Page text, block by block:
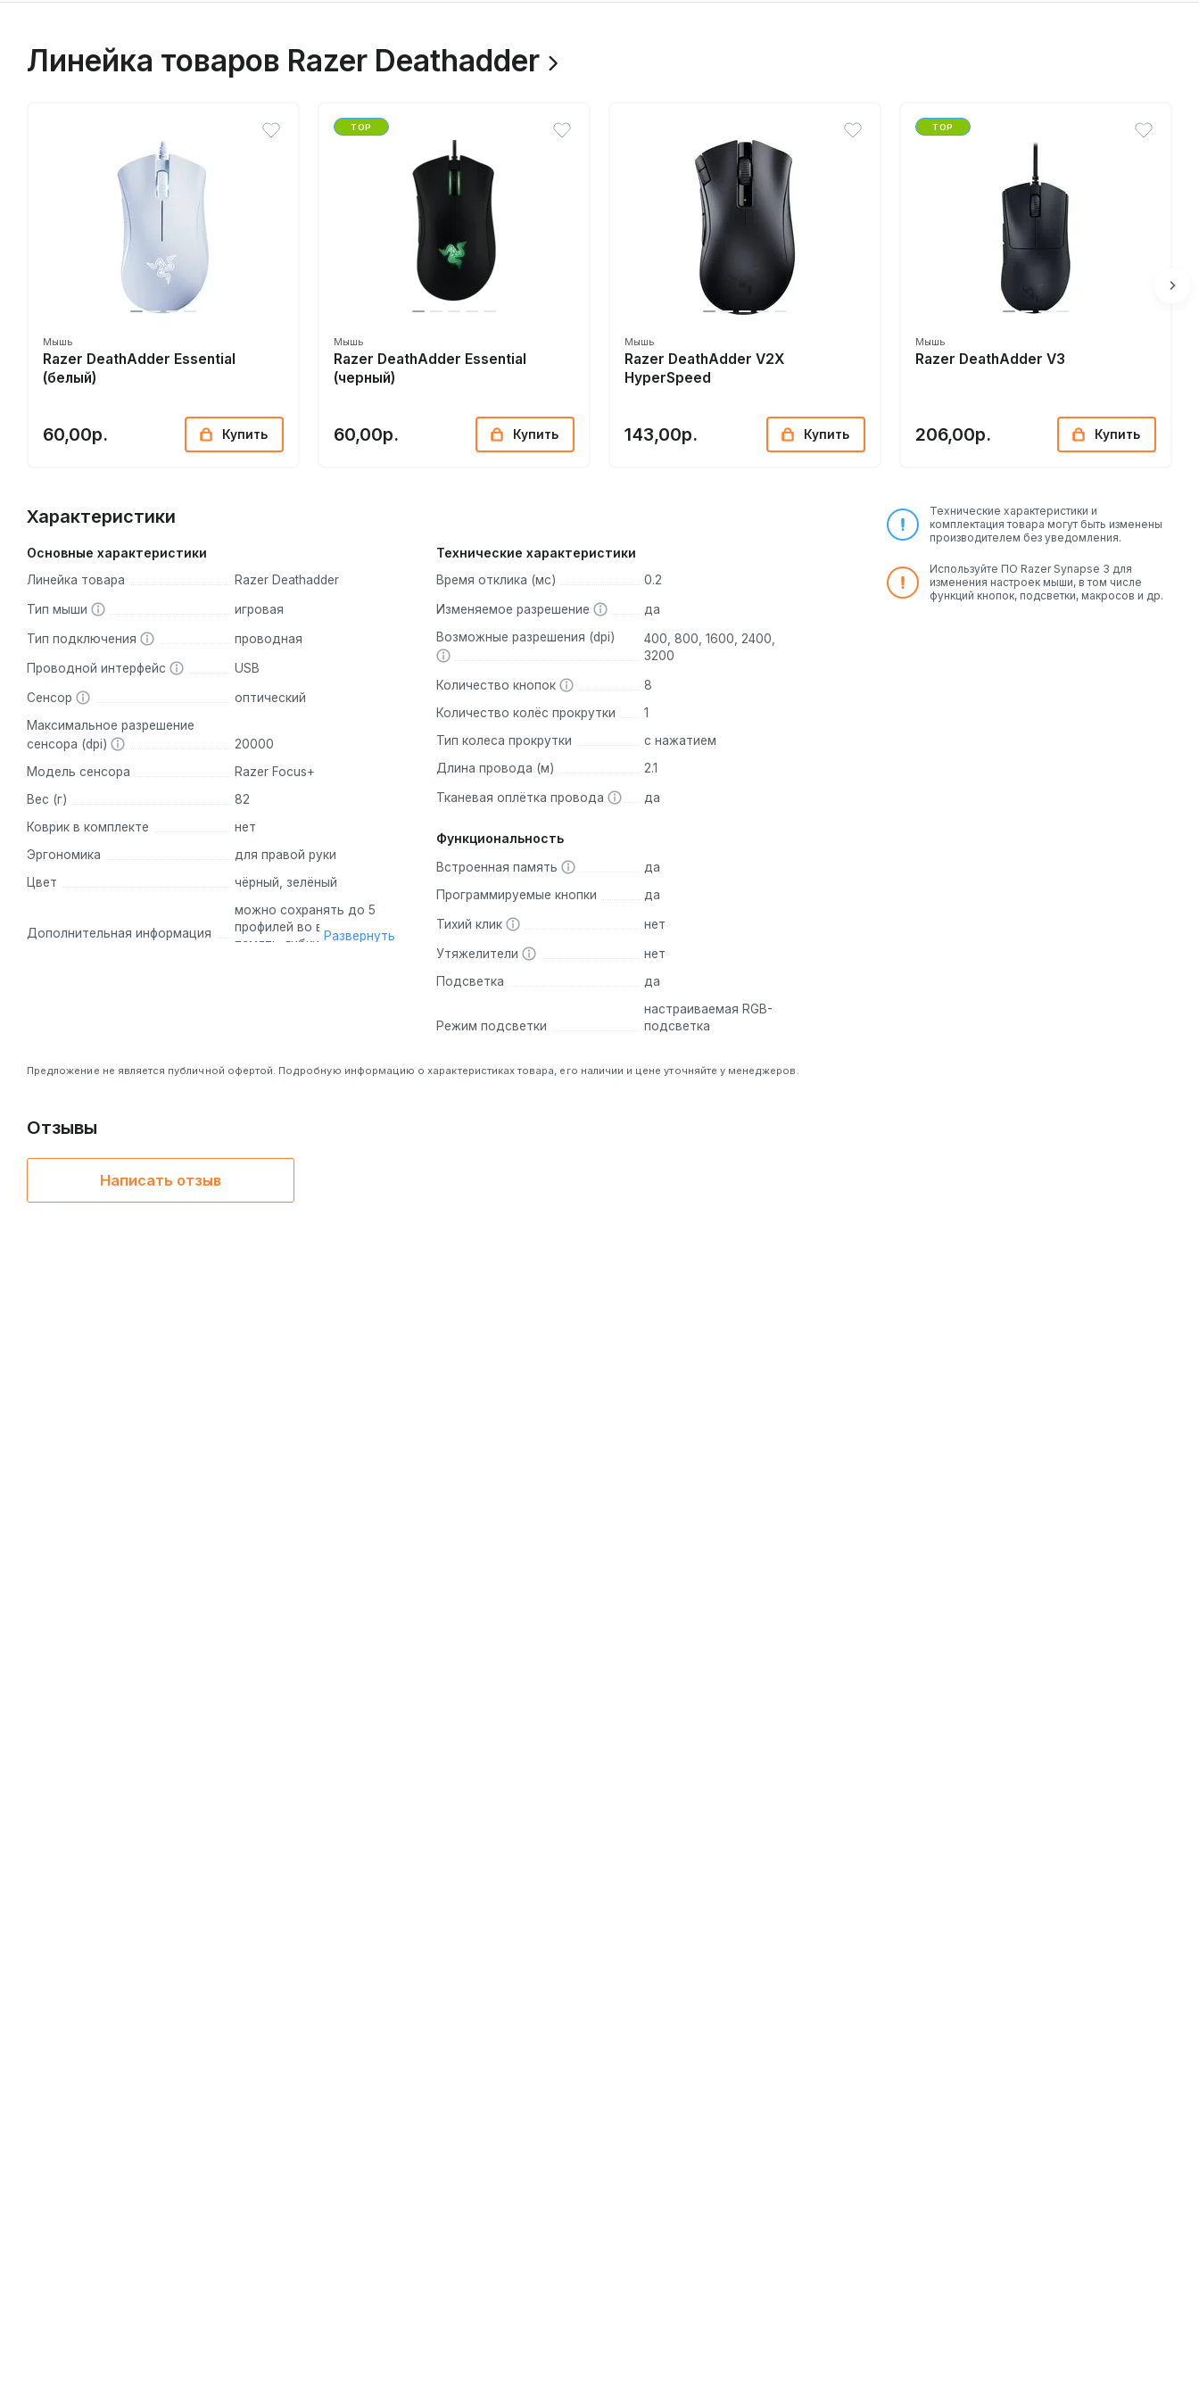
Линейка товаров Razer Deathadder
Мышь
Razer DeathAdder Essential
(белый)
60,00р. Купить
TOP
Мышь
Razer DeathAdder Essential
(черный)
60,00р. Купить
Мышь
Razer DeathAdder V2X
HyperSpeed
143,00р. Купить
TOP
Мышь
Razer DeathAdder V3
206,00р. Купить
Характеристики
Основные характеристики
Линейка товара Razer Deathadder
Тип мыши игровая
Тип подключения проводная
Проводной интерфейс USB
Сенсор
оптический
Максимальное разрешение
сенсора (dpi)
20000
Модель сенсора
Razer Focus+
Вес (г)
82
Коврик в комплекте
нет
Эргономика
для правой руки
Цвет
чёрный, зелёный
Дополнительная информация
можно сохранять до 5
профилей во встроенную
память; гибкий кабель
Развернуть
Технические характеристики
Время отклика (мс) 0.2
Изменяемое разрешение
да
Возможные разрешения (dpi)
400, 800, 1600, 2400,
3200
Количество кнопок
8
Количество колёс прокрутки
1
Тип колеса прокрутки
с нажатием
Длина провода (м)
2.1
Тканевая оплётка провода да
Функциональность
Встроенная память
да
Программируемые кнопки
да
Тихий клик нет
Утяжелители
нет
Подсветка
да
Режим подсветки
настраиваемая RGB-
подсветка
Предложение не является публичной офертой. Подробную информацию о характеристиках товара, его наличии и цене уточняйте у менеджеров.
Технические характеристики и
комплектация товара могут быть изменены
производителем без уведомления.
Используйте ПО Razer Synapse 3 для
изменения настроек мыши, в том числе
функций кнопок, подсветки, макросов и др.
Отзывы
Написать отзыв